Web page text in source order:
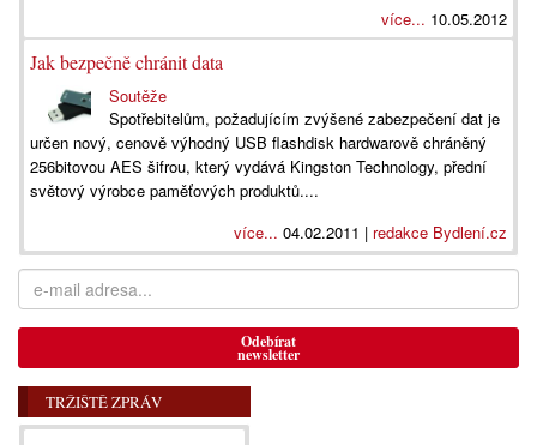
více... 10.05.2012
Jak bezpečně chránit data
Soutěže
Spotřebitelům, požadujícím zvýšené zabezpečení dat je
určen nový, cenově výhodný USB flashdisk hardwarově chráněný
256bitovou AES šifrou, který vydává Kingston Technology, přední
světový výrobce paměťových produktů....
více... 04.02.2011 | redakce Bydlení.cz
Odebírat
newsletter
TRŽIŠTĚ ZPRÁV